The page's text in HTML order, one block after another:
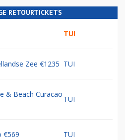
RETOURTICKETS
TUI
Zee €1235 TUI
& Beach Curacao
TUI
€569 TUI